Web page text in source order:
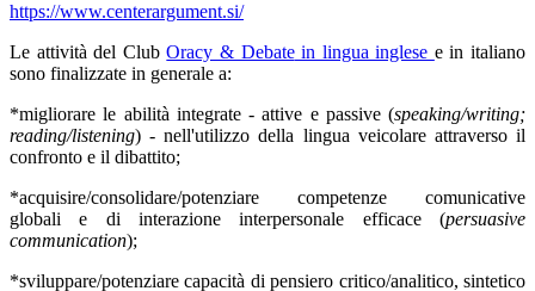
https://www.centerargument.si/
Le attività del ClubOracy & Debatein lingua inglese e in italiano
sono finalizzate in generale a:
*migliorare le abilità integrate- attive e passive (speaking/writing;
reading/listening) - nell'utilizzo della lingua veicolare attraverso il
confronto e il dibattito;
*acquisire/consolidare/potenziare competenze comunicative
globali e di interazione interpersonale efficace (persuasive
communication);
*sviluppare/potenziarecapacità di pensiero critico/analitico, sintetico